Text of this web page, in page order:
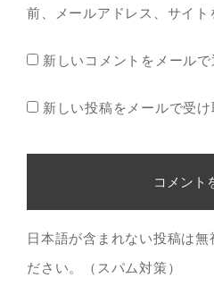
前、メールアドレス、サイト
新しいコメントをメールで
新しい投稿をメールで受け
日本語が含まれない投稿は無
ださい。（スパム対策）